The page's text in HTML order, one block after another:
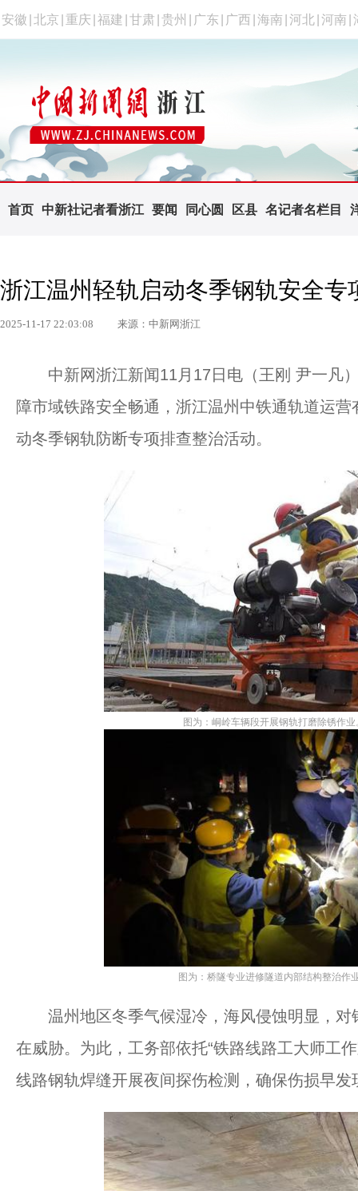
安徽 北京 重庆 福建 甘肃 贵州 广东 广西 海南 河北 河南
首页 中新社记者看浙江 要闻 同心圆 区县 名记者名栏目
浙江温州轻轨启动冬季钢轨安全专
2025-11-17 22:03:08 来源：中新网浙江
中新网浙江新闻11月17日电（王刚 尹一凡
障市域铁路安全畅通，浙江温州中铁通轨道运
动冬季钢轨防断专项排查整治活动。
图为：峒岭车辆段开展钢轨打磨除锈作
图为：桥隧专业进修隧道内部结构整治作
温州地区冬季气候湿冷，海风侵蚀明显，对
在威胁。为此，工务部依托“铁路线路工大师工
线路钢轨焊缝开展夜间探伤检测，确保伤损早发